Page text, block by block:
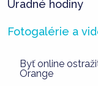
Úradné hodiny
Fotogalérie a
Byť online
Orange